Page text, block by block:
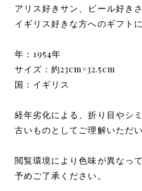
アリス好きサン、ビール好き
イギリス好きな方へのギフト
年：1954年
サイズ：約23cm×32.5cm
国：イギリス
経年劣化による、折り目やシ
古いものとしてご理解いただ
閲覧環境により色味が異なっ
予めご了承ください。